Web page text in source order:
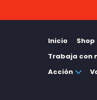
Inicio Shop
Trabaja con
Acción